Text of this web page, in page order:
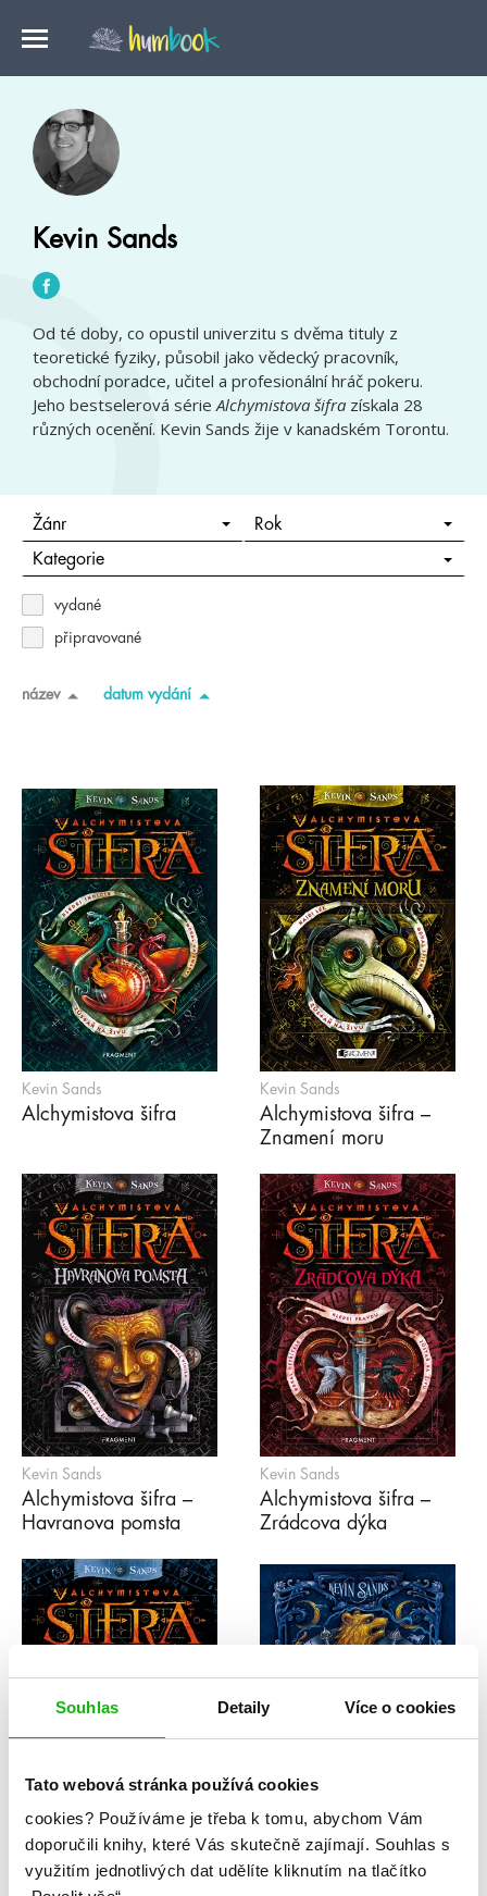
Souhlas Detaily Více o cookies
Tato webová stránka používá cookies
cookies? Používáme je třeba k tomu, abychom Vám
doporučili knihy, které Vás skutečně zajímají. Souhlas s
využitím jednotlivých dat udělíte kliknutím na tlačítko
Kevin Sands
Od té doby, co opustil univerzitu s dvěma tituly z
teoretické fyziky, působil jako vědecký pracovník,
obchodní poradce, učitel a profesionální hráč pokeru.
Jeho bestselerová sérieAlchymistova šifra získala 28
různých ocenění. Kevin Sands žije v kanadském Torontu.
Žánr Rok
Kategorie
vydané
připravované
název datum vydání
Kevin Sands
Alchymistova šifra
Kevin Sands
Alchymistova šifra –
Znamení moru
Kevin Sands
Alchymistova šifra –
Havranova pomsta
Kevin Sands
Alchymistova šifra –
Zrádcova dýka
Alchymistova šifra –